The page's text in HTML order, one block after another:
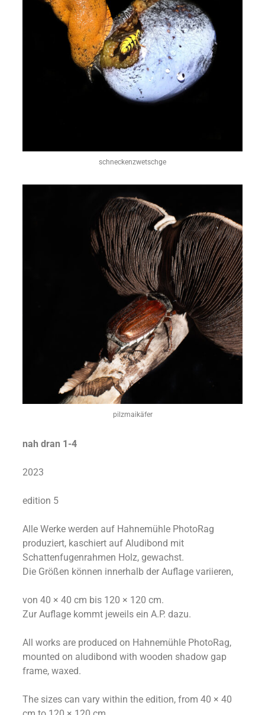
schneckenzwetschge
pilzmaikäfer
nah dran 1-4
2023
edition 5
Alle Werke werden auf Hahnemühle PhotoRag
produziert, kaschiert auf Aludibond mit
Schattenfugenrahmen Holz, gewachst.
Die Größen können innerhalb der Auflage variieren,
von 40 × 40 cm bis 120 × 120 cm.
Zur Auflage kommt jeweils ein A.P. dazu.
All works are produced on Hahnemühle PhotoRag,
mounted on aludibond with wooden shadow gap
frame, waxed.
The sizes can vary within the edition, from 40 × 40